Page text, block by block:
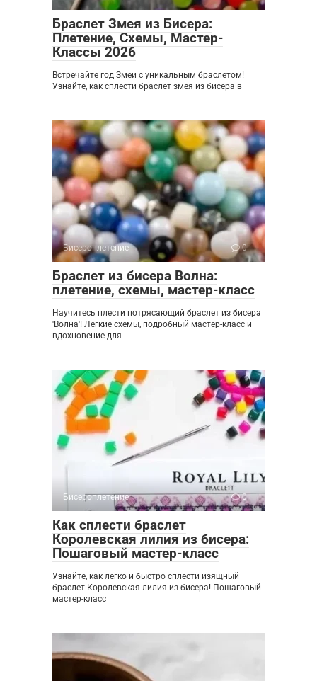
Браслет Змея из Бисера:
Плетение, Схемы, Мастер-
Классы 2026
Встречайте год Змеи с уникальным браслетом!
Узнайте, как сплести браслет змея из бисера в
Бисероплетение 0
Браслет из бисера Волна:
плетение, схемы, мастер-класс
Научитесь плести потрясающий браслет из бисера
'Волна'! Легкие схемы, подробный мастер-класс и
вдохновение для
Бисероплетение 0
Как сплести браслет
Королевская лилия из бисера:
Пошаговый мастер-класс
Узнайте, как легко и быстро сплести изящный
браслет Королевская лилия из бисера! Пошаговый
мастер-класс